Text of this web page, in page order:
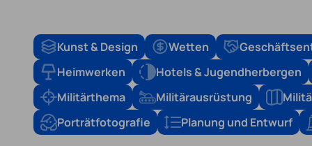
Kunst & Design Wetten
Heimwerken
Hotels & Jugendherbergen
Militärthema
Militärausrüstung
Porträtfotografie
Planung und Entwurf